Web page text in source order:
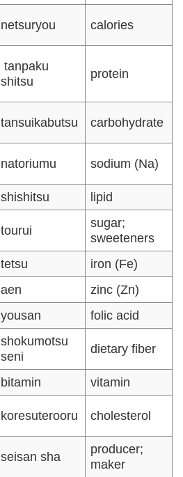
netsuryou calories
tanpaku
shitsu
protein
tansuikabutsu carbohydrate
natoriumu sodium (Na)
shishitsu lipid
tourui
sugar;
sweeteners
tetsu
iron (Fe)
aen
zinc (Zn)
yousan
folic acid
shokumotsu
seni
dietary fiber
bitamin
vitamin
koresuterooru cholesterol
seisan sha
producer;
maker